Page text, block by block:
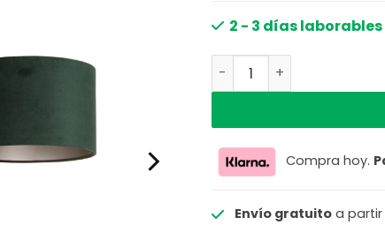
2 - 3 días laborables
Lámpara de pared
Compra hoy.
Envío gratuitoa partir